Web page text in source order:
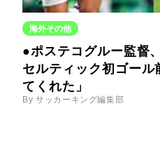
海外その他
●ポステコグルー監督
セルティック初ゴール
てくれた」
By サッカーキング編集部